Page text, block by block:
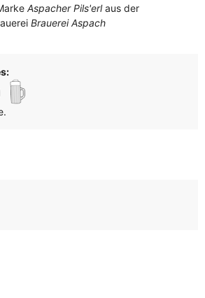
Aspacher Pils'erlaus der
Brauerei Aspach